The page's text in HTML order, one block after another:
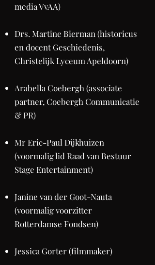
media VvAA)
Drs. Martine Bierman (historicus
en docent Geschiedenis,
Christelijk Lyceum Apeldoorn)
Arabella Coebergh (associate
partner, Coebergh Communicatie
& PR)
Mr Eric-Paul Dijkhuizen
(voormalig lid Raad van Bestuur
Stage Entertainment)
Janine van der Goot-Nauta
(voormalig voorzitter
Rotterdamse Fondsen)
​Jessica Gorter (filmmaker)